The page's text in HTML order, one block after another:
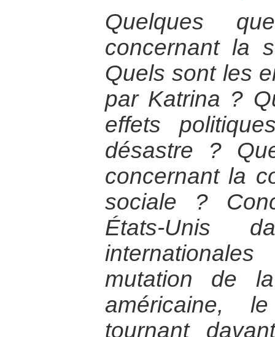
Quelques
concernant la
Quels sont les
par Katrina ?
effets
désastre ?
concernant la
sociale ?
États-Unis
mutation de
américaine,
tournant